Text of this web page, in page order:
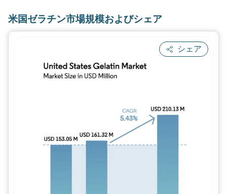
米国ゼラチン市場規模およびシェア
シェア